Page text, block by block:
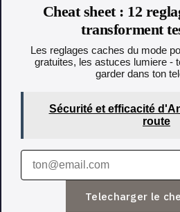
Cheat sheet : 12
transforment
Les reglages caches du mode
gratuites, les astuces lumiere -
garder dans ton
Sécurité et efficacité
route
Telecharger le